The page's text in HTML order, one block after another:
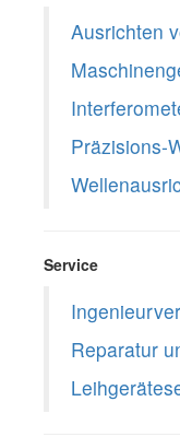
Ausrichten
Präzisions-
Service
Reparatur